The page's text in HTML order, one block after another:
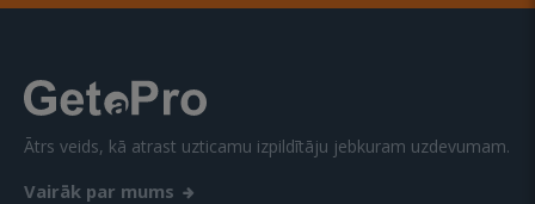
Ātrs veids, kā atrast uzticamu izpildītāju jebkuram uzdevumam.
Vairāk par mums